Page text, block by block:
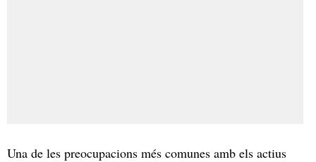
Una de les preocupacions més comunes amb els actius